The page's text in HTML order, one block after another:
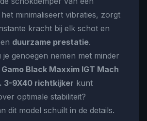
minimaliseert vibraties, zorgt
kracht bij elk schot en
duurzame prestatie.
genoegen nemen met minder
Gamo Black Maxxim IGT Mach
3-9X40 richtkijker kunt
optimale stabiliteit?
dit model schuilt in de details.